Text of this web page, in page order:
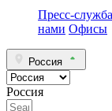
Пресс-служба
нами Офисы
Россия
Россия